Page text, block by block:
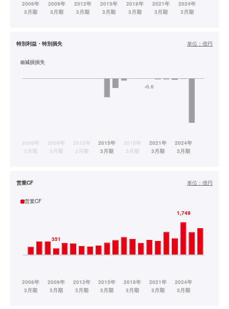
特別利益・特別損失 単位： 億円
減損損失
営業CF 単位： 億円
営業CF